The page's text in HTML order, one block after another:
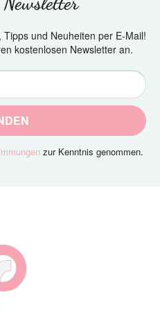
und Neuheiten per E-Mail!
kostenlosen Newsletter an.
zur Kenntnis genommen.